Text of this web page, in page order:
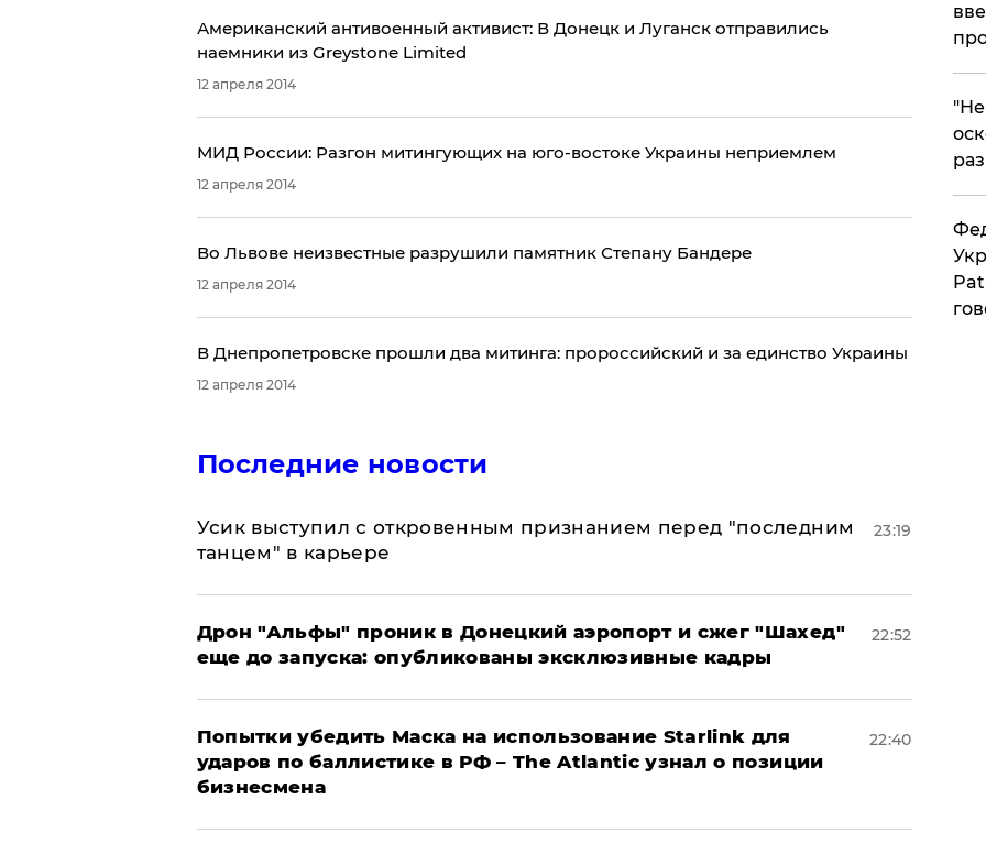
Американский антивоенный активист: В Донецк и Луганск отправились
наемники из Greystone Limited
12 апреля 2014
МИД России: Разгон митингующих на юго-востоке Украины неприемлем
12 апреля 2014
Во Львове неизвестные разрушили памятник Степану Бандере
12 апреля 2014
В Днепропетровске прошли два митинга: пророссийский и за единство Украины
12 апреля 2014
Последние новости
Усик выступил с откровенным признанием перед "последним
танцем" в карьере
23:19
Дрон "Альфы" проник в Донецкий аэропорт и сжег "Шахед"
еще до запуска: опубликованы эксклюзивные кадры
22:52
Попытки убедить Маска на использование Starlink для
ударов по баллистике в РФ – The Atlantic узнал о позиции
бизнесмена
22:40